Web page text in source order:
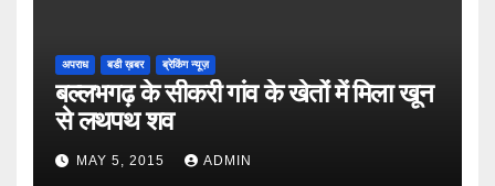
अपराध बडी ख़बर ब्रेकिंग न्यूज़
बल्लभगढ़ के सीकरी गांव के खेतों में मिला खून
से लथपथ शव
MAY 5, 2015 ADMIN